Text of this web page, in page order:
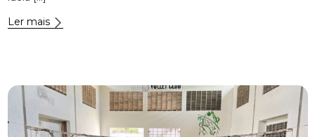
Ler mais